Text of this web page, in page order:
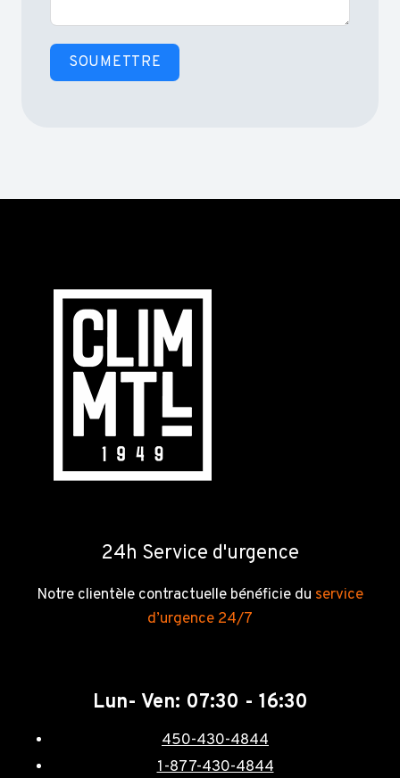
SOUMETTRE
24h Service d'urgence
Notre clientèle contractuelle bénéficie du service
d’urgence 24/7
Lun- Ven: 07:30 - 16:30
450-430-4844
1-877-430-4844